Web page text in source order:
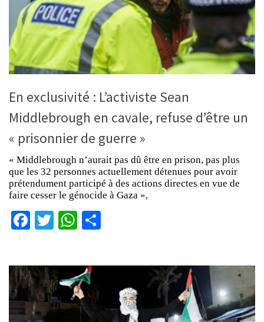
En exclusivité : L’activiste Sean
Middlebrough en cavale, refuse d’être un
« prisonnier de guerre »
« Middlebrough n’aurait pas dû être en prison, pas plus
que les 32 personnes actuellement détenues pour avoir
prétendument participé à des actions directes en vue de
faire cesser le génocide à Gaza »,
Facebook
TwitterWhatsApp